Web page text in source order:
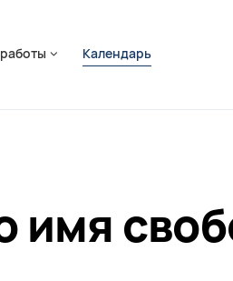
Календарь
имя